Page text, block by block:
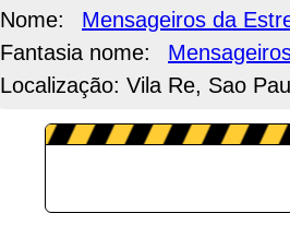
Nome:
Mensageiros da
Fantasia nome:
Localização: Vila Re, Sao